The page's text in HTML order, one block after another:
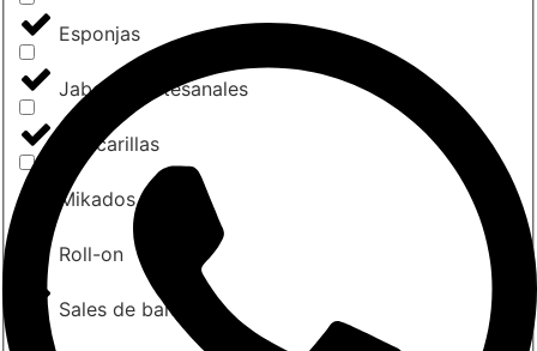
Esponjas
Jabones Artesanales
Mascarillas
Mikados
Roll-on
Sales de baño